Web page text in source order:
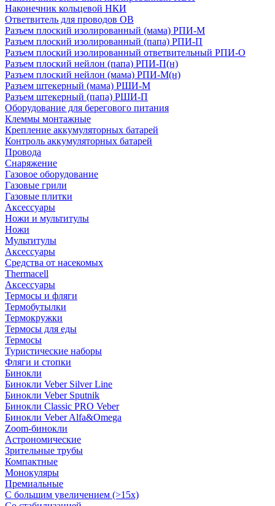
Наконечник кольцевой НКИ
Ответвитель для проводов ОВ
Разъем плоский изолированный (мама) РПИ-М
Разъем плоский изолированный (папа) РПИ-П
Разъем плоский изолированный ответвительный РПИ-О
Разъем плоский нейлон (папа) РПИ-П(н)
Разъем плоский нейлон (мама) РПИ-М(н)
Разъем штекерный (мама) РШИ-М
Разъем штекерный (папа) РШИ-П
Оборудование для берегового питания
Клеммы монтажные
Крепление аккумуляторных батарей
Контроль аккумуляторных батарей
Провода
Снаряжение
Газовое оборудование
Газовые грили
Газовые плитки
Аксессуары
Ножи и мультитулы
Ножи
Мультитулы
Аксессуары
Средства от насекомых
Thermacell
Аксессуары
Термосы и фляги
Термобутылки
Термокружки
Термосы для еды
Термосы
Туристические наборы
Фляги и стопки
Бинокли
Бинокли Veber Silver Line
Бинокли Veber Sputnik
Бинокли Classic PRO Veber
Бинокли Veber Alfa&Omega
Zoom-бинокли
Астрономические
Зрительные трубы
Компактные
Монокуляры
Премиальные
С большим увеличением (>15x)